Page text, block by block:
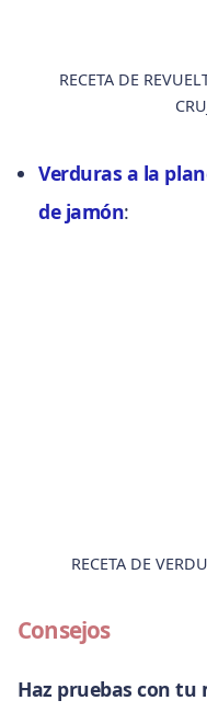
RECETA DE
Verduras a la
de jamón:
RECETA DE
Consejos
Haz pruebas con tu